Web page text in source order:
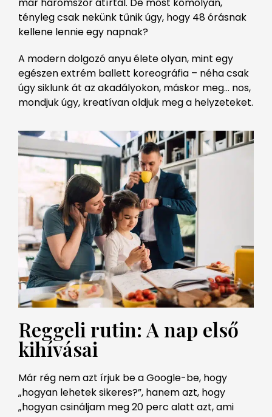
tényleg csak nekünk tűnik úgy, hogy 48 órásnak
kellene lennie egy napnak?
A modern dolgozó anyu élete olyan, mint egy
egészen extrém ballett koreográfia – néha csak
úgy siklunk át az akadályokon, máskor meg… nos,
mondjuk úgy, kreatívan oldjuk meg a helyzeteket.
Reggeli rutin: A nap első
kihívásai
Már rég nem azt írjuk be a Google-be, hogy
„hogyan lehetek sikeres?”, hanem azt, hogy
„hogyan csináljam meg 20 perc alatt azt, ami